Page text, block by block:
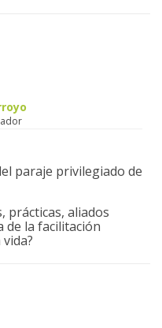
paraje privilegiado de
prácticas, aliados
de la facilitación